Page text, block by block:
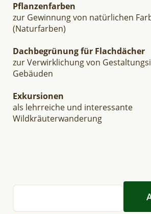
Pflanzenfarben
zur Gewinnung von natürlichen
(Naturfarben)
Dachbegrünung für Flachdächer
zur Verwirklichung von
Gebäuden
Exkursionen
als lehrreiche und interessante
Wildkräuterwanderung